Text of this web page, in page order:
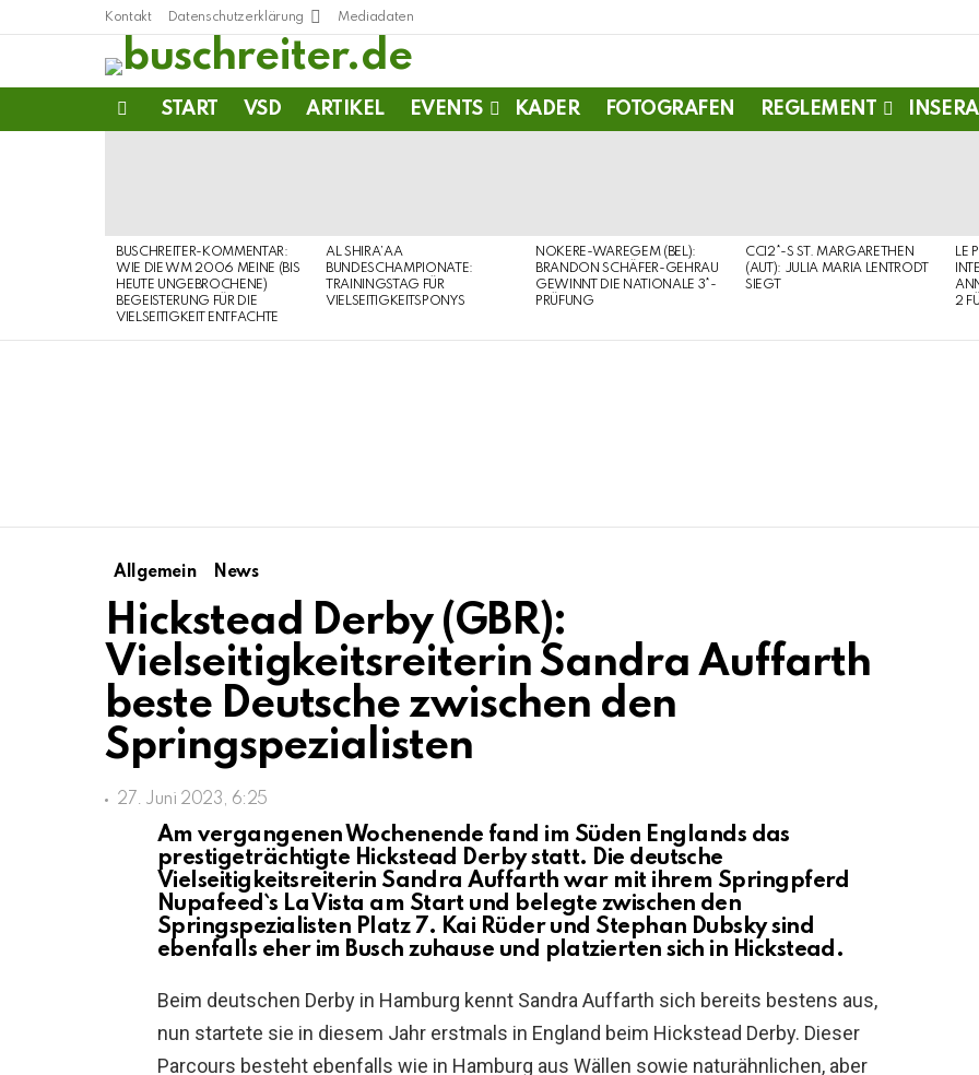
Kontakt Datenschutzerklärung Mediadaten
START VSD ARTIKEL EVENTS KADER FOTOGRAFEN REGLEMENT
BUSCHREITER-KOMMENTAR:
WIE DIE WM 2006 MEINE (BIS
HEUTE UNGEBROCHENE)
BEGEISTERUNG FÜR DIE
VIELSEITIGKEIT ENTFACHTE
AL SHIRA’AA
BUNDESCHAMPIONATE:
TRAININGSTAG FÜR
VIELSEITIGKEITSPONYS
NOKERE-WAREGEM (BEL):
BRANDON SCHÄFER-GEHRAU
GEWINNT DIE NATIONALE 3*-
PRÜFUNG
CCI2*-S ST. MARGARETHEN
(AUT): JULIA MARIA LENTRODT
SIEGT
LE
2
Allgemein News
Hickstead Derby (GBR):
Vielseitigkeitsreiterin Sandra Auffarth
beste Deutsche zwischen den
Springspezialisten
27. Juni 2023, 6:25
Am vergangenen Wochenende fand im Süden Englands das
prestigeträchtigte Hickstead Derby statt. Die deutsche
Vielseitigkeitsreiterin Sandra Auffarth war mit ihrem Springpferd
Nupafeed`s La Vista am Start und belegte zwischen den
Springspezialisten Platz 7. Kai Rüder und Stephan Dubsky sind
ebenfalls eher im Busch zuhause und platzierten sich in Hickstead.
Beim deutschen Derby in Hamburg kennt Sandra Auffarth sich bereits bestens aus,
nun startete sie in diesem Jahr erstmals in England beim Hickstead Derby. Dieser
Parcours besteht ebenfalls wie in Hamburg aus Wällen sowie naturähnlichen, aber